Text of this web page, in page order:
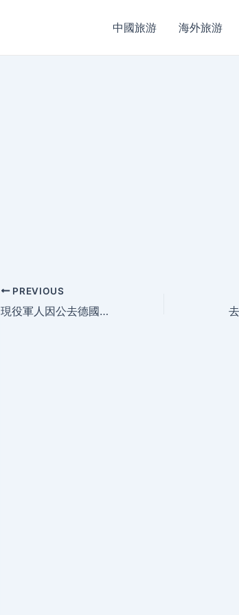
中國旅游 海外旅游
Post
navigation
PREVIOUS
現役軍人因公去德國需要哪些手續？謝謝